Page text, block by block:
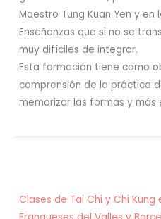
Maestro Tung Kuan Yen y
Enseñanzas que si no se
muy difíciles de integrar.
Esta formación tiene como
comprensión de la práctica
memorizar las formas y más
Clases de Tai Chi y Chi Kung